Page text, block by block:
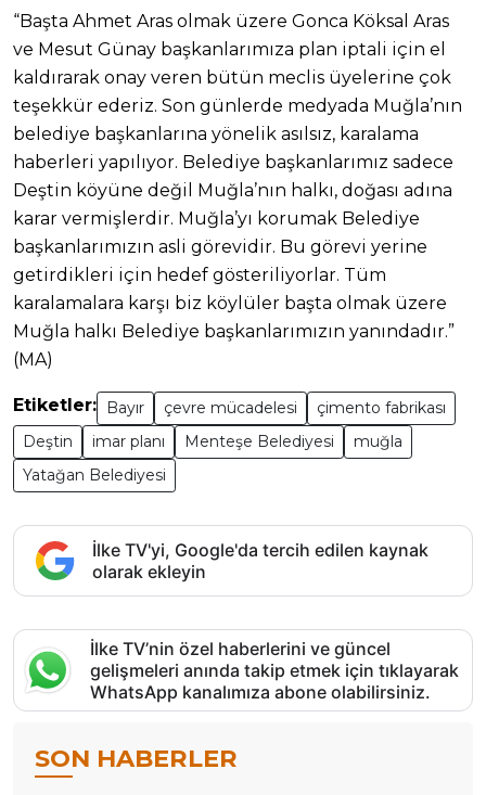
“Başta Ahmet Aras olmak üzere Gonca Köksal Aras
ve Mesut Günay başkanlarımıza plan iptali için el
kaldırarak onay veren bütün meclis üyelerine çok
teşekkür ederiz. Son günlerde medyada Muğla’nın
belediye başkanlarına yönelik asılsız, karalama
haberleri yapılıyor. Belediye başkanlarımız sadece
Deştin köyüne değil Muğla’nın halkı, doğası adına
karar vermişlerdir. Muğla’yı korumak Belediye
başkanlarımızın asli görevidir. Bu görevi yerine
getirdikleri için hedef gösteriliyorlar. Tüm
karalamalara karşı biz köylüler başta olmak üzere
Muğla halkı Belediye başkanlarımızın yanındadır.”
(MA)
Etiketler: Bayır çevre mücadelesi
çimento fabrikası
Deştin
imar planı Menteşe Belediyesi
muğla
Yatağan Belediyesi
İlke TV'yi, Google'da tercih edilen kaynak
olarak ekleyin
İlke TV’nin özel haberlerini ve güncel
gelişmeleri anında takip etmek için tıklayarak
WhatsApp kanalımıza abone olabilirsiniz.
SON HABERLER